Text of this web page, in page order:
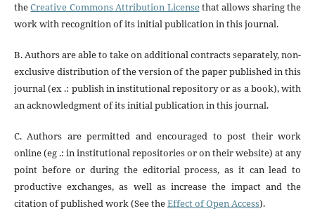
theCreative Commons Attribution Licensethat allows sharing the
work with recognition of its initial publication in this journal.
B. Authors are able to take on additional contracts separately, non-
exclusive distribution of the version of the paper published in this
journal (ex .: publish in institutional repository or as a book), with
an acknowledgment of its initial publication in this journal.
C. Authors are permitted and encouraged to post their work
online (eg .: in institutional repositories or on their website) at any
point before or during the editorial process, as it can lead to
productive exchanges, as well as increase the impact and the
citation of published work (See theEffect of Open Access).